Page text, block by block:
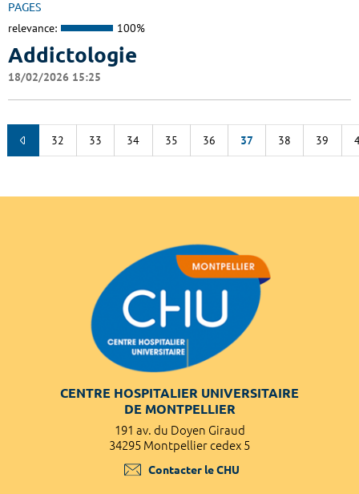
PAGES
relevance: 100%
Addictologie
18/02/2026 15:25
32 33 34 35 36 37 38 39
CENTRE HOSPITALIER UNIVERSITAIRE
DE MONTPELLIER
191 av. du Doyen Giraud
34295 Montpellier cedex 5
Contacter le CHU